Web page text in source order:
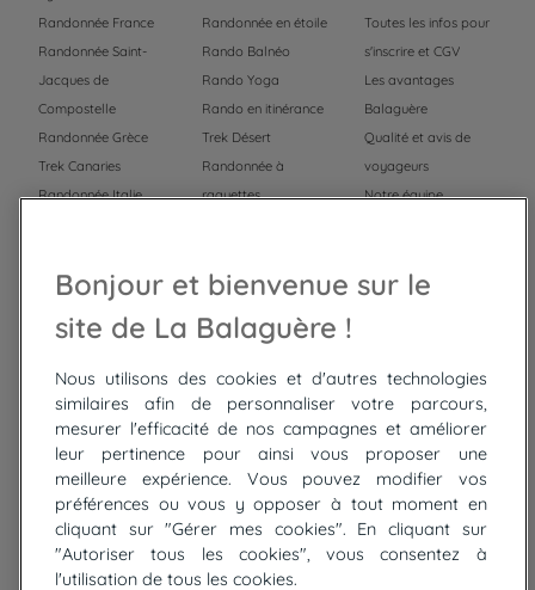
Randonnée France
Randonnée Saint-
Jacques de
Compostelle
Randonnée Grèce
Trek Canaries
Randonnée Italie
Trek Mauritanie
Randonnée en étoile
Rando Balnéo
Rando Yoga
Rando en itinérance
Trek Désert
Randonnée à
raquettes
Trek
Toutes les infos pour
s'inscrire et CGV
Les avantages
Balaguère
Qualité et avis de
voyageurs
Notre équipe
Top
circuits
Tour du lac de Constance à vélo
Cyclades : Amorgos et Naxos
Randonnée aux Bardenas Reales
De Collioure à Cadaquès à pied
Découverte des trésors de Madère
Rando Réunion en douceur
Bonjour et bienvenue sur le
site de La Balaguère !
Nous utilisons des cookies et d'autres technologies
similaires afin de personnaliser votre parcours,
mesurer l'efficacité de nos campagnes et améliorer
leur pertinence pour ainsi vous proposer une
meilleure expérience. Vous pouvez modifier vos
préférences ou vous y opposer à tout moment en
cliquant sur "Gérer mes cookies". En cliquant sur
"Autoriser tous les cookies", vous consentez à
l'utilisation de tous les cookies.